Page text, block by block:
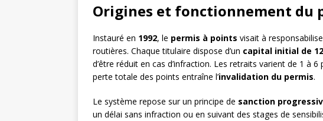
Origines et fonctionnement du
Instauré en 1992, le permis à points visait à
routières. Chaque titulaire dispose d’un capital initial de
d’être réduit en cas d’infraction. Les retraits varient de 1 à
perte totale des points entraîne l’invalidation du permis.
Le système repose sur un principe de sanction
un délai sans infraction ou en suivant des stages de